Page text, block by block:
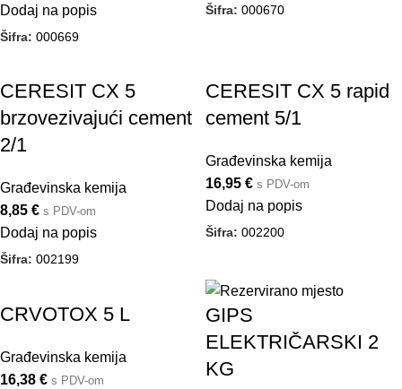
Dodaj na popis
Šifra: 000669
Šifra: 000670
CERESIT CX 5
brzovezivajući cement
2/1
Građevinska kemija
8,85 € s PDV-om
Dodaj na popis
Šifra: 002199
CERESIT CX 5 rapid
cement 5/1
Građevinska kemija
16,95 € s PDV-om
Dodaj na popis
Šifra: 002200
CRVOTOX 5 L
Građevinska kemija
16,38 € s PDV-om
GIPS
ELEKTRIČARSKI 2
KG